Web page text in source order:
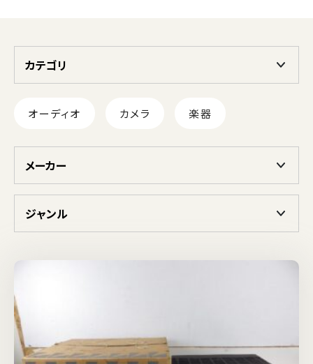
カテゴリ
オーディオ カメラ 楽器
メーカー
ジャンル